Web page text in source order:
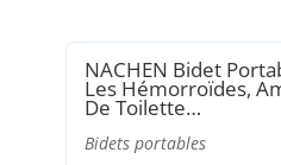
NACHEN Bidet
Les Hémorroïdes,
De Toilette…
Bidets portables